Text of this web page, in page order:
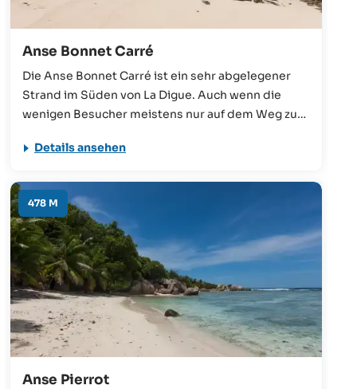
Anse Bonnet Carré
Die Anse Bonnet Carré ist ein sehr abgelegener
Strand im Süden von La Digue. Auch wenn die
wenigen Besucher meistens nur auf dem Weg zur
Atmosphäre einen einzigartigen Charakter. Der
sehr rutschig sein können.
Details ansehen
478 M
Anse Pierrot